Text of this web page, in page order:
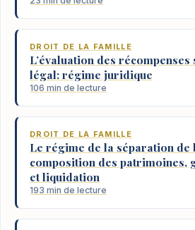
DROIT DE LA FAMILLE
L’évaluation des
légal: régime juridique
106 min de lecture
DROIT DE LA FAMILLE
Le régime de la séparation de
composition des patrimoines,
et liquidation
193 min de lecture